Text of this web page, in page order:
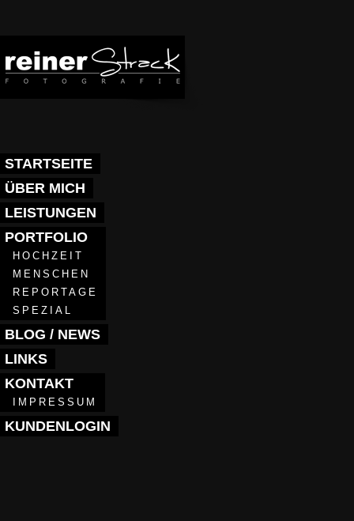
STARTSEITE
ÜBER MICH
LEISTUNGEN
PORTFOLIO
HOCHZEIT
MENSCHEN
REPORTAGE
SPEZIAL
BLOG / NEWS
LINKS
KONTAKT
IMPRESSUM
KUNDENLOGIN